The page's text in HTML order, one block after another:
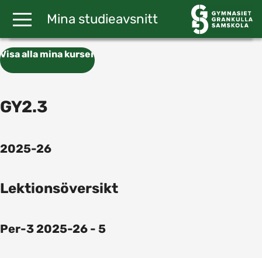
Mina studieavsnitt
Visa alla mina kurser
GY2.3
2025-26
Lektionsöversikt
Per-3 2025-26 - 5